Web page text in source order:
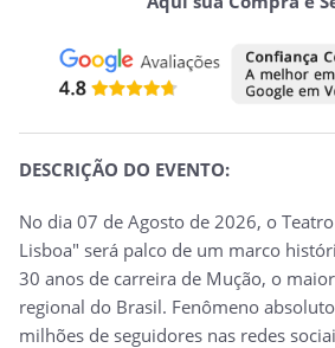
DESCRIÇÃO DO EVENTO:
No dia 07 de Agosto de 2026, o
Lisboa" será palco de um marco
30 anos de carreira de Mução, o
regional do Brasil. Fenômeno
milhões de seguidores nas redes